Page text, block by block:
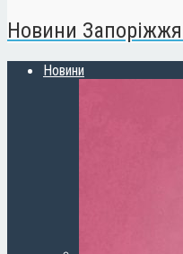
Новини
Новини